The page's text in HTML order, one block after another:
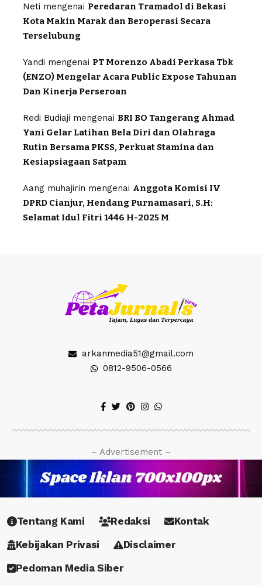
Neti mengenai Peredaran Tramadol di Bekasi
Kota Makin Marak dan Beroperasi Secara
Terselubung
Yandi mengenai PT Morenzo Abadi Perkasa Tbk
(ENZO) Mengelar Acara Public Expose Tahunan
Dan Kinerja Perseroan
Redi Budiaji mengenai BRI BO Tangerang Ahmad
Yani Gelar Latihan Bela Diri dan Olahraga
Rutin Bersama PKSS, Perkuat Stamina dan
Kesiapsiagaan Satpam
Aang muhajirin mengenai Anggota Komisi IV
DPRD Cianjur, Hendang Purnamasari, S.H:
Selamat Idul Fitri 1446 H-2025 M
arkanmedia51@gmail.com
0812-9506-0566
– Advertisement –
Tentang Kami Redaksi
Kontak
Kebijakan Privasi
Disclaimer
Pedoman Media Siber